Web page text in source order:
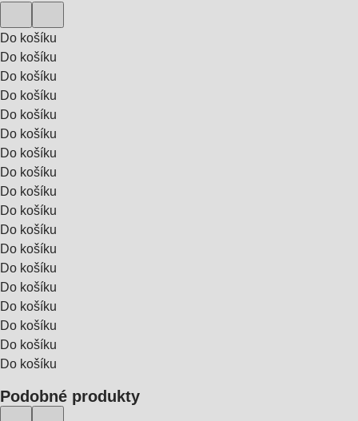
Do košíku
Do košíku
Do košíku
Do košíku
Do košíku
Do košíku
Do košíku
Do košíku
Do košíku
Do košíku
Do košíku
Do košíku
Do košíku
Do košíku
Do košíku
Do košíku
Do košíku
Do košíku
Podobné produkty